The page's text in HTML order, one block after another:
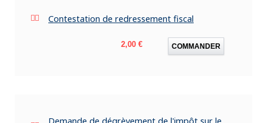
Contestation de redressement fiscal
Prix
2,00 € COMMANDER